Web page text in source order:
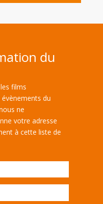
du
films
du
ne
votre adresse
à cette liste de